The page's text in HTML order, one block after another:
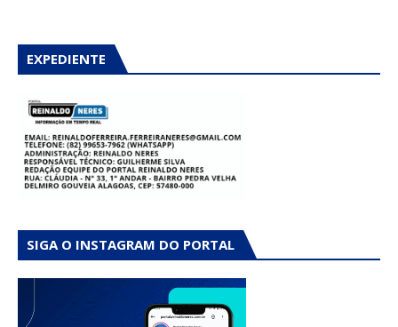
EXPEDIENTE
SIGA O INSTAGRAM DO PORTAL